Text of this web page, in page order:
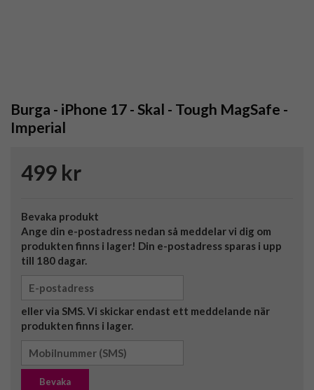
Burga - iPhone 17 - Skal - Tough MagSafe -
Imperial
499 kr
Bevaka produkt
Ange din e-postadress nedan så meddelar vi dig om
produkten finns i lager! Din e-postadress sparas i upp
till 180 dagar.
eller via SMS. Vi skickar endast ett meddelande när
produkten finns i lager.
Bevaka